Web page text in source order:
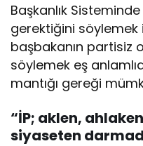
Başkanlık
gerektiğini
başbakanın partisiz
söylemek eş
mantığı gereği
“İP; aklen,
siyaseten